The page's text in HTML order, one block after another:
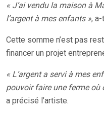
« J’ai vendu la maison à
l’argent à mes enfants »,
Cette somme n’est pas
financer un projet
« L’argent a servi à mes
pouvoir faire une ferme où
a précisé l’artiste.